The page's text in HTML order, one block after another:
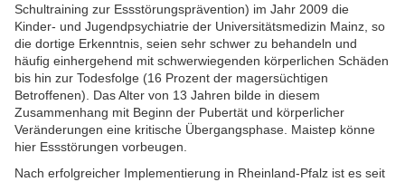
Schultraining zur Essstörungsprävention) im Jahr 2009 die
Kinder- und Jugendpsychiatrie der Universitätsmedizin Mainz, so
die dortige Erkenntnis, seien sehr schwer zu behandeln und
häufig einhergehend mit schwerwiegenden körperlichen Schäden
bis hin zur Todesfolge (16 Prozent der magersüchtigen
Betroffenen). Das Alter von 13 Jahren bilde in diesem
Zusammenhang mit Beginn der Pubertät und körperlicher
Veränderungen eine kritische Übergangsphase. Maistep könne
hier Essstörungen vorbeugen.
Nach erfolgreicher Implementierung in Rheinland-Pfalz ist es seit